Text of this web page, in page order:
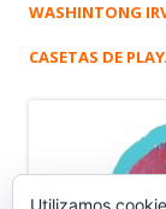
WASHINTONG
CASETAS DE
Utilizamos